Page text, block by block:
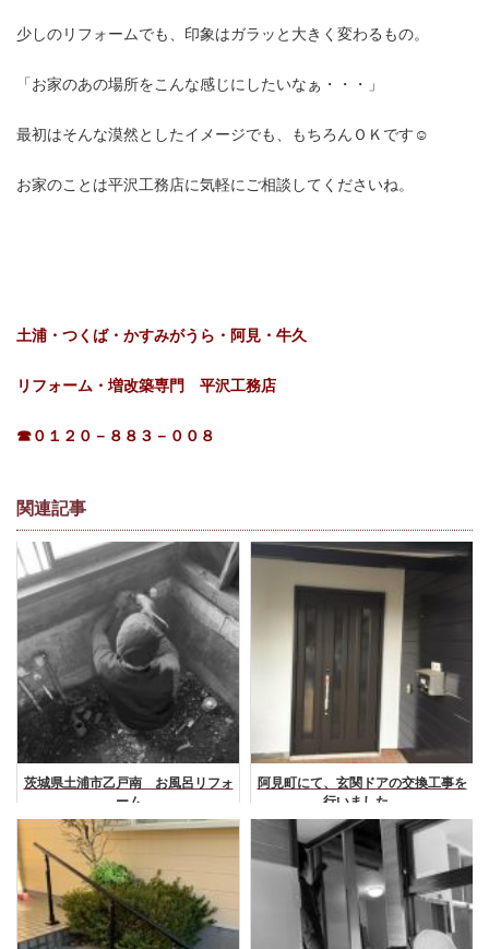
少しのリフォームでも、印象はガラッと大きく変わるもの。
「お家のあの場所をこんな感じにしたいなぁ・・・」
最初はそんな漠然としたイメージでも、もちろんＯＫです☺
お家のことは平沢工務店に気軽にご相談してくださいね。
土浦・つくば・かすみがうら・阿見・牛久
リフォーム・増改築専門 平沢工務店
☎０１２０－８８３－００８
関連記事
茨城県土浦市乙戸南 お風呂リフォ
ーム
阿見町にて、玄関ドアの交換工事を
行いました。